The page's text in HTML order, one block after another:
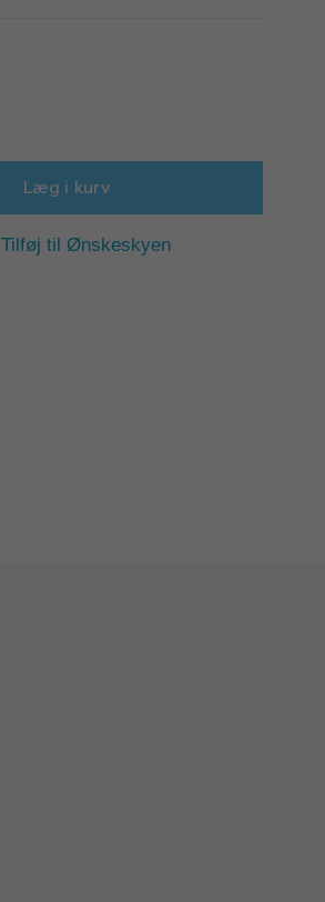
Læg i kurv
Tilføj til Ønskeskyen